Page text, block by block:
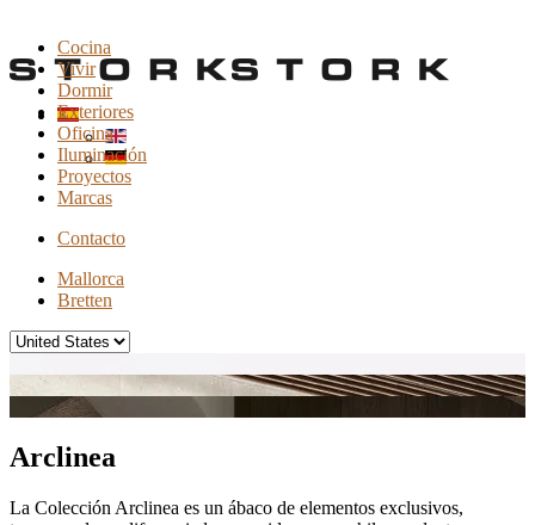
Cocina
Vivir
Dormir
Exteriores
Oficina
Iluminación
Proyectos
Marcas
Contacto
Mallorca
Bretten
Arclinea
La Colección Arclinea es un ábaco de elementos exclusivos,